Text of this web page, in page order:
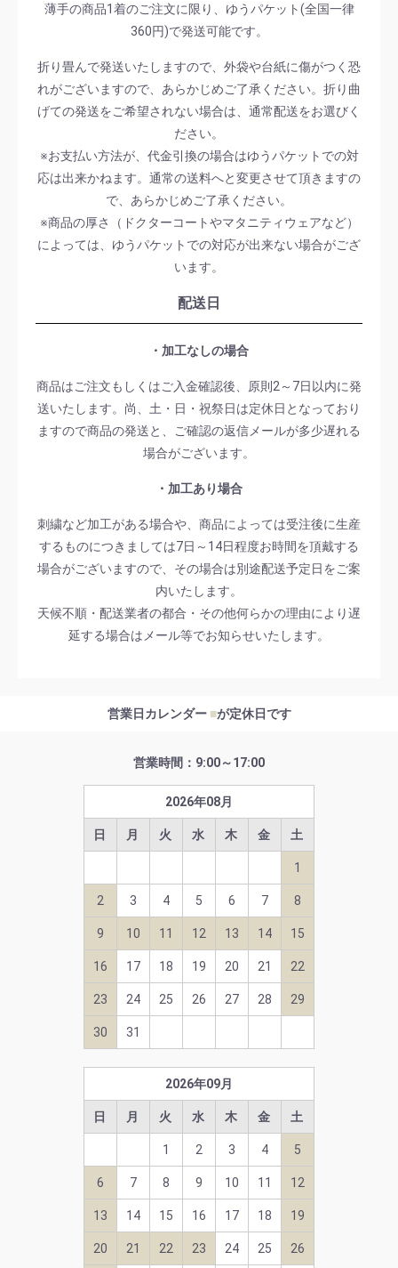
薄手の商品1着のご注文に限り、ゆうパケット(全国一律
360円)で発送可能です。
折り畳んで発送いたしますので、外袋や台紙に傷がつく恐
れがございますので、あらかじめご了承ください。折り曲
げての発送をご希望されない場合は、通常配送をお選びく
ださい。
※お支払い方法が、代金引換の場合はゆうパケットでの対
応は出来かねます。通常の送料へと変更させて頂きますの
で、あらかじめご了承ください。
※商品の厚さ（ドクターコートやマタニティウェアなど）
によっては、ゆうパケットでの対応が出来ない場合がござ
います。
配送日
・加工なしの場合
商品はご注文もしくはご入金確認後、原則2～7日以内に発
送いたします。尚、土・日・祝祭日は定休日となっており
ますので商品の発送と、ご確認の返信メールが多少遅れる
場合がございます。
・加工あり場合
刺繍など加工がある場合や、商品によっては受注後に生産
するものにつきましては7日～14日程度お時間を頂戴する
場合がございますので、その場合は別途配送予定日をご案
内いたします。
天候不順・配送業者の都合・その他何らかの理由により遅
延する場合はメール等でお知らせいたします。
営業日カレンダー ■が定休日です
営業時間：9:00～17:00
2026年08月
日 月 火 水 木 金 土
1
2 3 4 5 6 7 8
9 10 11 12 13 14 15
16 17 18 19 20 21 22
23 24 25 26 27 28 29
30 31
2026年09月
日 月 火 水 木 金 土
1 2 3 4 5
6 7 8 9 10 11 12
13 14 15 16 17 18 19
20 21 22 23 24 25 26